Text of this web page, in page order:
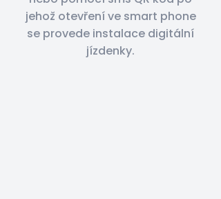
jehož otevření ve smart phone
se provede instalace digitální
jízdenky.